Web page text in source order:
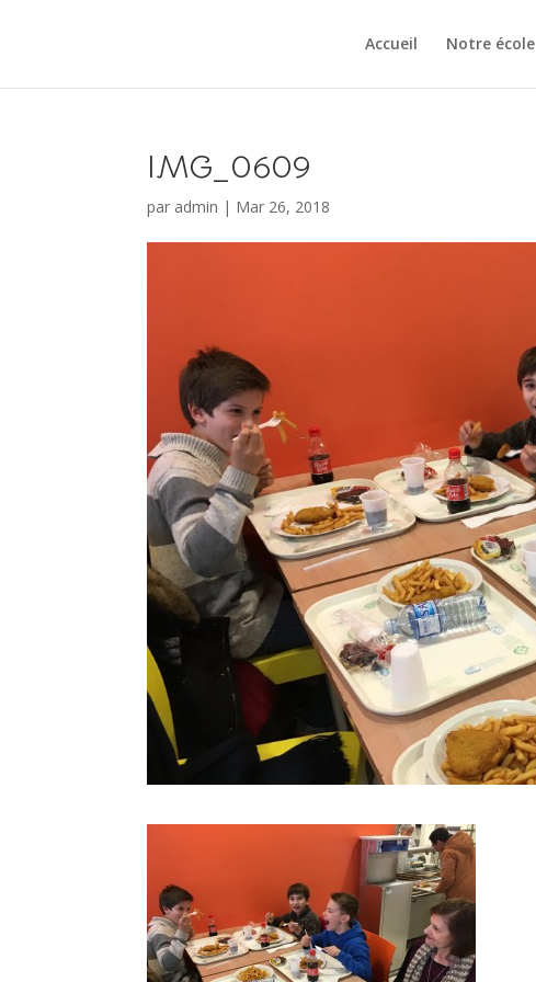
Accueil Notre école
IMG_0609
par admin | Mar 26, 2018